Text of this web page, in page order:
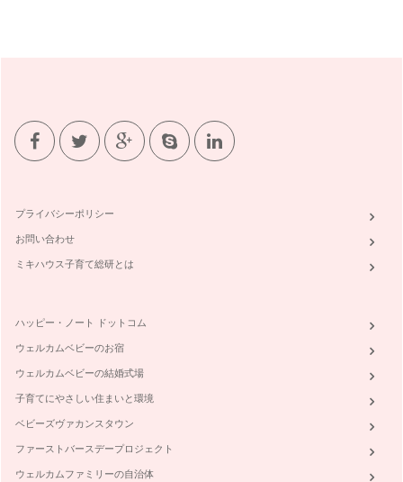
プライバシーポリシー
お問い合わせ
ミキハウス子育て総研とは
ハッピー・ノート ドットコム
ウェルカムベビーのお宿
ウェルカムベビーの結婚式場
子育てにやさしい住まいと環境
ベビーズヴァカンスタウン
ファーストバースデープロジェクト
ウェルカムファミリーの自治体